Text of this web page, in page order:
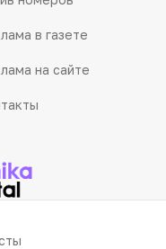
в газете
на сайте